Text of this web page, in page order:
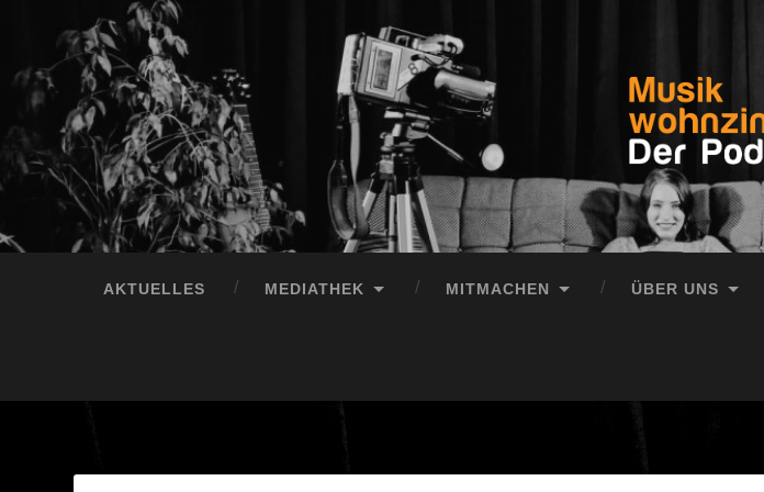
AKTUELLES MEDIATHEK MITMACHEN ÜBER UNS